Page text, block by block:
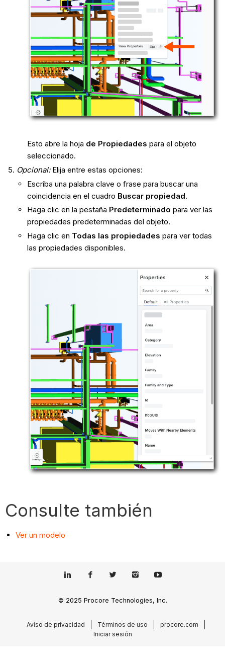
Esto abre la hoja de Propiedades para el objeto
seleccionado.
Opcional:Elija entre estas opciones:
Escriba una palabra clave o frase para buscar una
coincidencia en el cuadro Buscar propiedad.
Haga clic en la pestaña Predeterminado para ver las
propiedades predeterminadas del objeto.
Haga clic en Todas las propiedades para ver todas
las propiedades disponibles.
Consulte también
Ver un modelo
© 2025 Procore Technologies, Inc.
Aviso de privacidad Términos de uso
procore.com
Iniciar sesión